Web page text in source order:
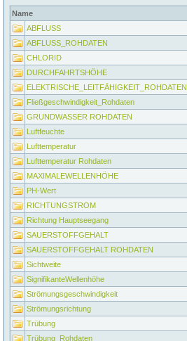
Name
ABFLUSS
ABFLUSS_ROHDATEN
CHLORID
DURCHFAHRTSHÖHE
ELEKTRISCHE_LEITFÄHIGKEIT_ROHDATEN
Fließgeschwindigkeit_Rohdaten
GRUNDWASSER ROHDATEN
Luftfeuchte
Lufttemperatur
Lufttemperatur Rohdaten
MAXIMALEWELLENHÖHE
PH-Wert
RICHTUNGSTROM
Richtung Hauptseegang
SAUERSTOFFGEHALT
SAUERSTOFFGEHALT ROHDATEN
Sichtweite
SignifikanteWellenhöhe
Strömungsgeschwindigkeit
Strömungsrichtung
Trübung
Trübung_Rohdaten